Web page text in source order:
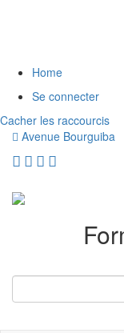
Home
Se connecter
Cacher les raccourcis
Avenue